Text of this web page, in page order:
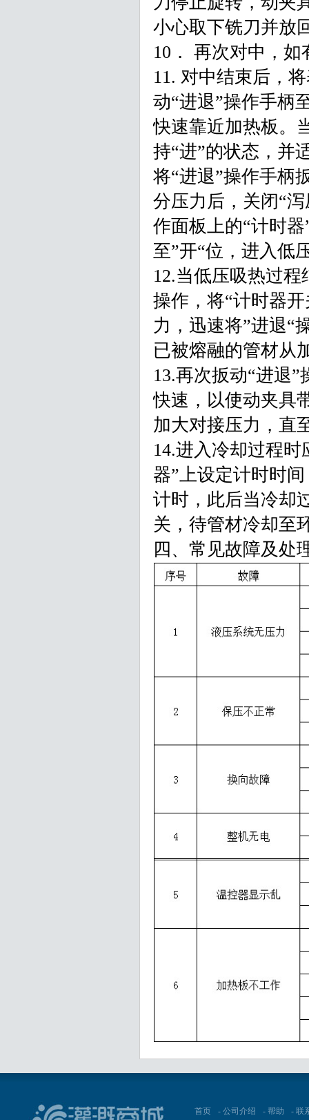
小心取下铣刀并放
10． 再次对中，
11. 对中结束后，
动“进退”操作手柄
快速靠近加热板。
持“进”的状态，并
将“进退”操作手柄
分压力后，关闭“
作面板上的“计时
至”开“位，进入低
12.当低压吸热过
操作，将“计时器
力，迅速将”进退“
已被熔融的管材从
13.再次扳动“进退
快速，以使动夹具
加大对接压力，直
14.进入冷却过程
器”上设定计时时
计时，此后当冷却
关，待管材冷却至
四、常见故障及处
首页 - 公司介绍 - 帮助 - 联